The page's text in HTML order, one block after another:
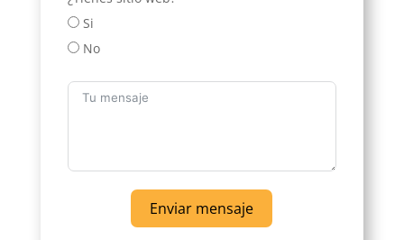
Si
No
Enviar mensaje